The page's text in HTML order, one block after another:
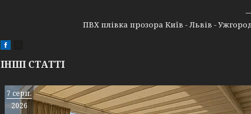
ПВХ плівка прозора Київ - Львів -
ІНШІ СТАТТІ
7 серп.
2026